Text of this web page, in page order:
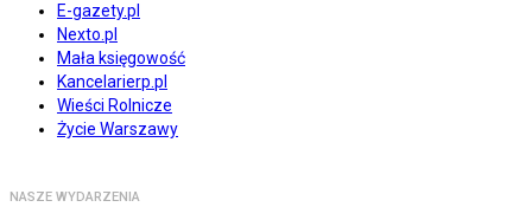
E-gazety.pl
Nexto.pl
Mała księgowość
Kancelarierp.pl
Wieści Rolnicze
Życie Warszawy
NASZE WYDARZENIA